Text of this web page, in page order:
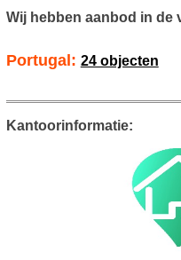
Wij hebben aanbod in de
Portugal: 24 objecten
Kantoorinformatie: